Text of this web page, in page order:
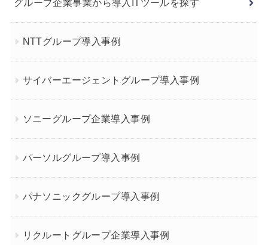
グループ企業事業から導入ITツールを探す
NTTグループ導入事例
サイバーエージェントグループ導入事例
ソニーグループ企業導入事例
パーソルグループ導入事例
パナソニックグループ導入事例
リクルートグループ企業導入事例